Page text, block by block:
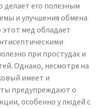
его полезным
и улучшения обмена
мед обладает
при простудах и
Однако, несмотря на
имеет и
предупреждают о
особенно у людей с